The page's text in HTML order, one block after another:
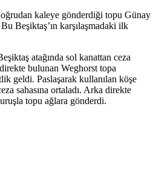
kaleye gönderdiği topu Günay
Beşiktaş’ın karşılaşmadaki ilk
atağında sol kanattan ceza
bulunan Weghorst topa
geldi. Paslaşarak kullanılan köşe
sahasına ortaladı. Arka direkte
topu ağlara gönderdi.